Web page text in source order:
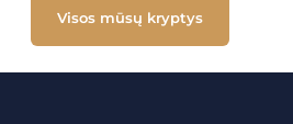
Visos mūsų kryptys